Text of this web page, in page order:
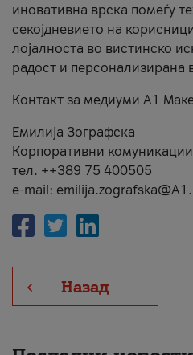
иновативна врска помеѓу
секојдневието на
лојалноста во вистинско
радост и персонализирана
Контакт за медиуми А1
Емилија Зографска
Корпоративни комуникации
тел. ++389 75 400505
e-mail:
Назад